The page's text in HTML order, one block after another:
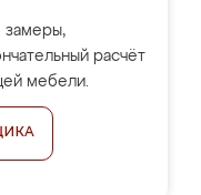
замеры,
расчёт
мебели.